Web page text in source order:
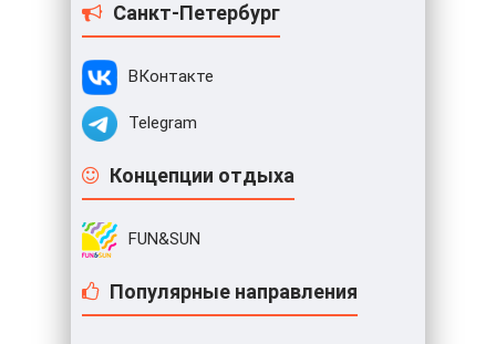
Санкт-Петербург
ВКонтакте
Telegram
Концепции отдыха
FUN&SUN
Популярные направления